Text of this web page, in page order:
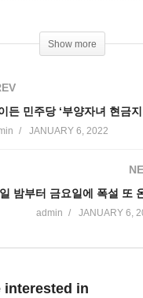
Show more
JANUARY 6, 2022
밤부터 금요일에 폭설 또
admin JANUARY 6,
interested in